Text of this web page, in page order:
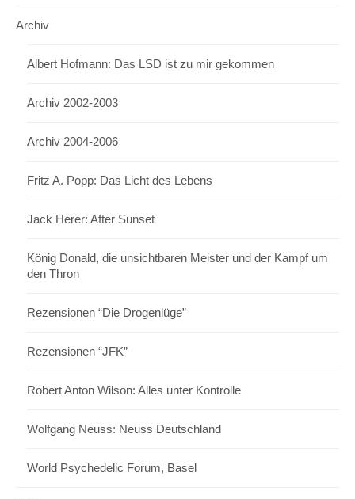
Archiv
Albert Hofmann: Das LSD ist zu mir gekommen
Archiv 2002-2003
Archiv 2004-2006
Fritz A. Popp: Das Licht des Lebens
Jack Herer: After Sunset
König Donald, die unsichtbaren Meister und der Kampf um
den Thron
Rezensionen “Die Drogenlüge”
Rezensionen “JFK”
Robert Anton Wilson: Alles unter Kontrolle
Wolfgang Neuss: Neuss Deutschland
World Psychedelic Forum, Basel